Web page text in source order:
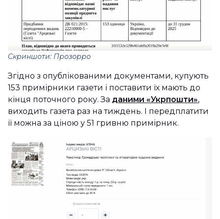
Скриншоти: Прозорро
Згідно з опублікованими документами, купують
153 примірники газети і поставити їх мають до
кінця поточного року. За даними «Укрпошти»,
виходить газета раз на тиждень. І передплатити
її можна за ціною у 51 гривню примірник.